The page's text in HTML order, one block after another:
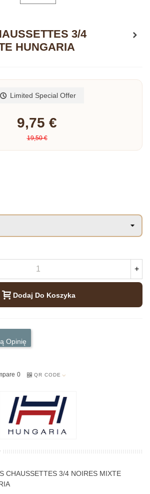
3/4
HUNGARIA
Limited Special Offer
9,75 €
19,50 €
+
Dodaj Do Koszyka
Opinię
0 QR CODE
CHAUSSETTES 3/4 NOIRES MIXTE